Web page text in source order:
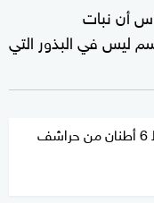
أن نبات
ليس في البذور التي
في خضم الأزمة.. ضبط 6 أطنان من حراشف